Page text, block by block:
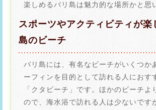
楽しめるバリ島は魅力的な場所かと思
スポーツやアクティビティが楽
島のビーチ
バリ島には、有名なビーチがいくつか
ーフィンを目的として訪れる人におす
「クタビーチ」です。ほかのビーチよ
ので、海水浴で訪れる人は少ないです